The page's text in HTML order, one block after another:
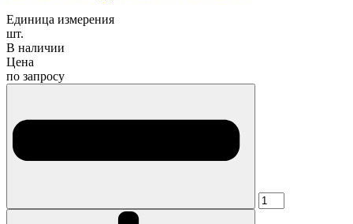
Единица измерения
шт.
В наличии
Цена
по запросу